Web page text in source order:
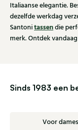
Italiaanse elegantie.
dezelfde werkdag
Santonitassendie
merk. Ontdek
Sinds 1983 een
Voor dames